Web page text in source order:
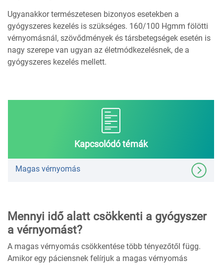
Ugyanakkor természetesen bizonyos esetekben a
gyógyszeres kezelés is szükséges. 160/100 Hgmm fölötti
vérnyomásnál, szövődmények és társbetegségek esetén is
nagy szerepe van ugyan az életmódkezelésnek, de a
gyógyszeres kezelés mellett.
Kapcsolódó témák
Magas vérnyomás
Mennyi idő alatt csökkenti a gyógyszer
a vérnyomást?
A magas vérnyomás csökkentése több tényezőtől függ.
Amikor egy páciensnek felírjuk a magas vérnyomás